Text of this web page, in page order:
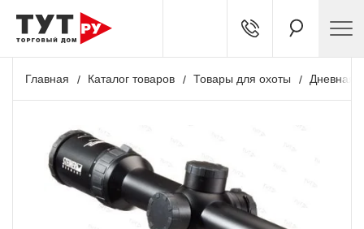
Главная Каталог товаров Товары для охоты Дневная